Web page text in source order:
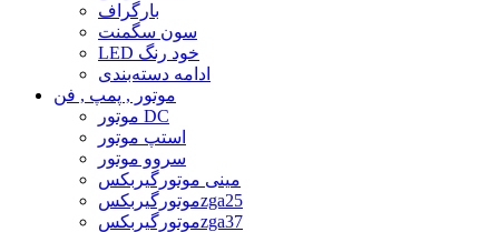
بارگراف
سون سگمنت
LED خود رنگ
ادامه دسته‌بندی
موتور , پمپ , فن
موتور DC
استپ موتور
سروو موتور
مینی موتورگیربکس
موتورگیربکسzga25
موتورگیربکسzga37